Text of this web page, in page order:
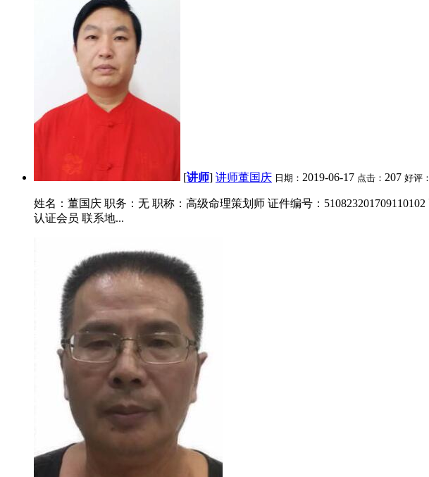
[讲师] 讲师董国庆 日期： 2019-06-17 点击： 207 好评：
姓名：董国庆 职务：无 职称：高级命理策划师 证件编号：
认证会员 联系地...